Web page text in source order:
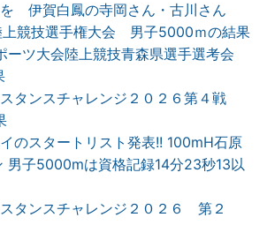
を 伊賀白鳳の寺岡さん・古川さん
上競技選手権大会 男子5000ｍの結果
ーツ大会陸上競技青森県選手選考会
スタンスチャレンジ２０２６第４戦
のスタートリスト発表!! 100mH石原
男子5000mは資格記録14分23秒13以
スタンスチャレンジ２０２６ 第２